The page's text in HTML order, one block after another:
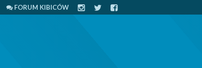
FORUM KIBICÓW